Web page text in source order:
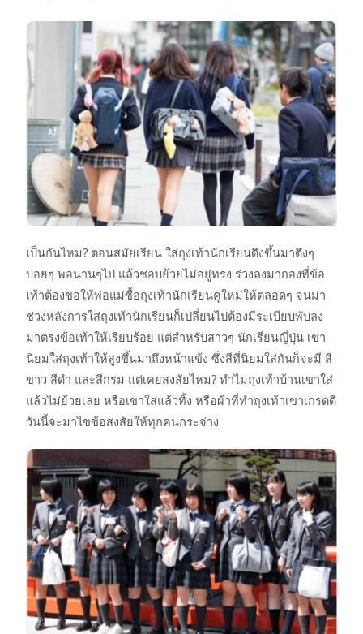
เป็นกันไหม? ตอนสมัยเรียน ใส่ถุงเท้านักเรียนดึงขึ้นมาตึงๆ
บ่อยๆ พอนานๆไป แล้วชอบย้วยไม่อยู่ทรง ร่วงลงมากองที่ข้อ
เท้าต้องขอให้พ่อแม่ซื้อถุงเท้านักเรียนคู่ใหม่ให้ตลอดๆ จนมา
ช่วงหลังการใส่ถุงเท้านักเรียนก็เปลี่ยนไปต้องมีระเบียบพับลง
มาตรงข้อเท้าให้เรียบร้อย แต่สำหรับสาวๆ นักเรียนญี่ปุ่น เขา
นิยมใส่ถุงเท้าให้สูงขึ้นมาถึงหน้าแข้ง ซึ่งสีที่นิยมใส่กันก็จะมี สี
ขาว สีดำ และสีกรม แต่เคยสงสัยไหม? ทำไมถุงเท้าบ้านเขาใส่
แล้วไม่ย้วยเลย หรือเขาใส่แล้วทิ้ง หรือผ้าที่ทำถุงเท้าเขาเกรดดี
วันนี้จะมาไขข้อสงสัยให้ทุกคนกระจ่าง